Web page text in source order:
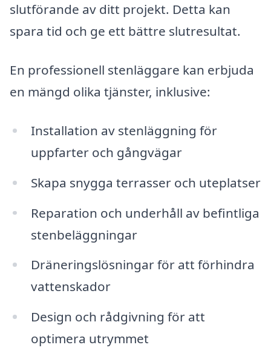
slutförande av ditt projekt. Detta kan
spara tid och ge ett bättre slutresultat.
En professionell stenläggare kan erbjuda
en mängd olika tjänster, inklusive:
Installation av stenläggning för
uppfarter och gångvägar
Skapa snygga terrasser och uteplatser
Reparation och underhåll av befintliga
stenbeläggningar
Dräneringslösningar för att förhindra
vattenskador
Design och rådgivning för att
optimera utrymmet